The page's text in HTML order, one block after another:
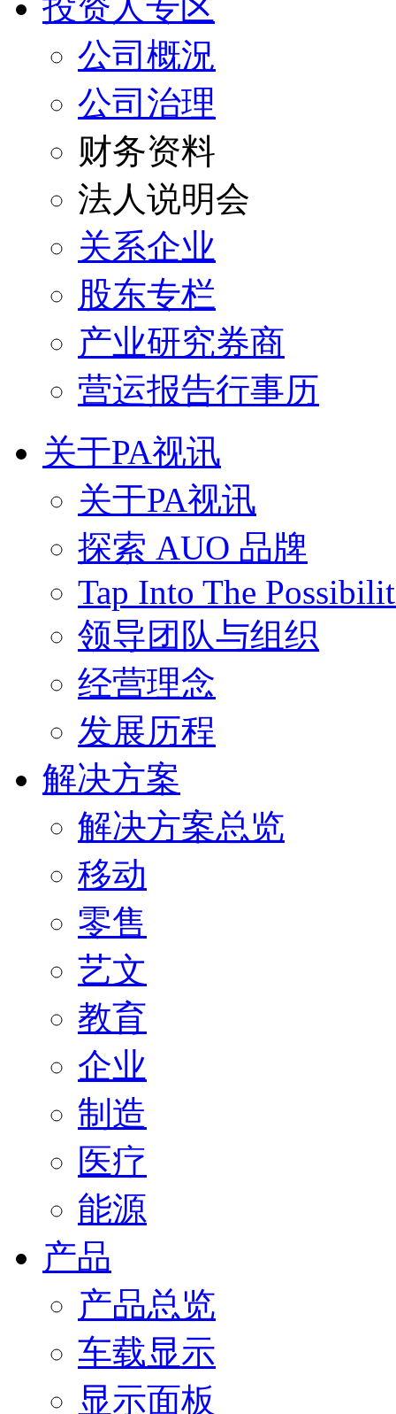
公司概況
公司治理
财务资料
法人说明会
关系企业
股东专栏
产业研究券商
营运报告行事历
关于PA视讯
关于PA视讯
探索 AUO 品牌
Tap Into The
领导团队与组织
经营理念
发展历程
解决方案
解决方案总览
移动
零售
艺文
教育
企业
制造
医疗
能源
产品
产品总览
车载显示
显示面板